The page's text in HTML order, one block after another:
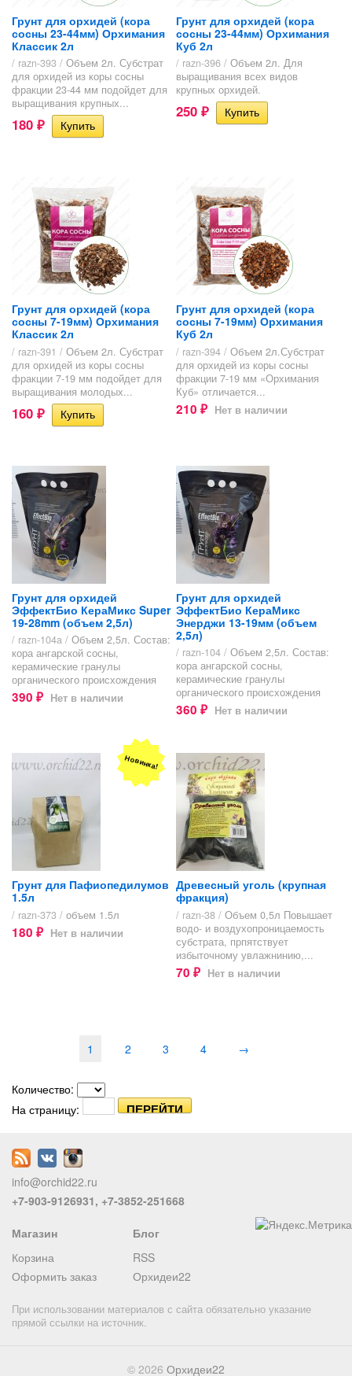
Грунт для орхидей (кора
сосны 23-44мм) Орхимания
Классик 2л
/ razn-393 / Объем 2л. Субстрат
для орхидей из коры сосны
фракции 23-44 мм подойдет для
выращивания крупных...
180 ₽
Грунт для орхидей (кора
сосны 23-44мм) Орхимания
Куб 2л
/ razn-396 / Объем 2л. Для
выращивания всех видов
крупных орхидей.
250 ₽
Грунт для орхидей (кора
сосны 7-19мм) Орхимания
Классик 2л
/ razn-391 / Объем 2л. Субстрат
для орхидей из коры сосны
фракции 7-19 мм подойдет для
выращивания молодых...
160 ₽
Грунт для орхидей (кора
сосны 7-19мм) Орхимания
Куб 2л
/ razn-394 / Объем 2л.Субстрат
для орхидей из коры сосны
фракции 7-19 мм «Орхимания
Куб» отличается...
210 ₽ Нет в наличии
Грунт для орхидей
ЭффектБио КераМикс Super
19-28mm (объем 2,5л)
/ razn-104a / Объем 2,5л. Состав:
кора ангарской сосны,
керамические гранулы
органического происхождения
390 ₽ Нет в наличии
Грунт для орхидей
ЭффектБио КераМикс
Энерджи 13-19мм (объем
2,5л)
/ razn-104 / Объем 2,5л. Состав:
кора ангарской сосны,
керамические гранулы
органического происхождения
360 ₽ Нет в наличии
Новинка!
Грунт для Пафиопедилумов
1.5л
/ razn-373 / объем 1.5л
180 ₽ Нет в наличии
Древесный уголь (крупная
фракция)
/ razn-38 / Объем 0,5л Повышает
водо- и воздухопроницаемость
субстрата, прпятствует
избыточному увлажнинию,...
70 ₽ Нет в наличии
1 2 3 4 →
Количество:
На страницу:
info@orchid22.ru
+7-903-9126931, +7-3852-251668
Магазин
Корзина
Оформить заказ
Блог
RSS
Орхидеи22
При использовании материалов с сайта обязательно указание
прямой ссылки на источник.
© 2026 Орхидеи22